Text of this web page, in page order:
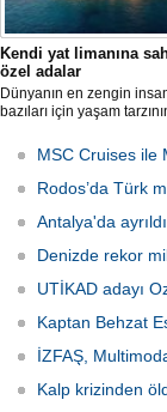
Kendi yat limanına
özel adalar
Dünyanın en zengin
bazıları için yaşam
zamanda kendi yat
pisti ve seçkin villaları
özel adadır.
MSC Cruises ile
Rodos’da Türk
Antalya'da
Denizde rekor
UTİKAD adayı
Kaptan Behzat
İZFAŞ,
Kalp krizinden